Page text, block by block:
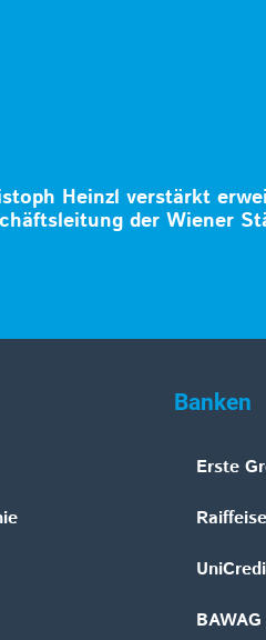
Heinzl verstärkt
der Wiener
Banken
Erste